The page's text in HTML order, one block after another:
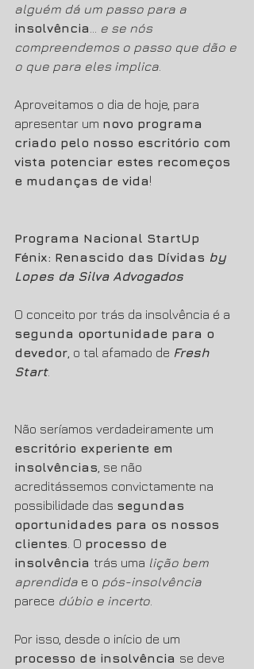
alguém dá um passo para a
insolvência
e se nós
compreendemos o passo que dão e
o que para eles implica
Aproveitamos o dia de hoje, para
apresentar um novo programa
criado pelo nosso escritório com
vista potenciar estes recomeços
e mudanças de vida!
Programa Nacional StartUp
Fénix: Renascido das Dívidas by
Lopes da Silva Advogados
O conceito por trás da insolvência é a
segunda oportunidade para o
devedor , o tal afamado de Fresh
Start.
Não seríamos verdadeiramente um
escritório experiente em
insolvências , se não
acreditássemos convictamente na
possibilidade das segundas
oportunidades para os nossos
clientes . O processo de
insolvência trás uma lição bem
aprendida e o pós-insolvência
parece dúbio e incerto
Por isso, desde o início de um
processo de insolvência se deve